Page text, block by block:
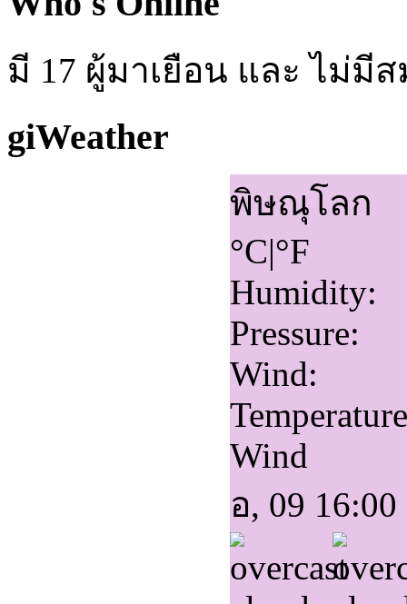
มี 17 ผู้มาเยือน และ ไม่มี
giWeather
พิษณุโลก
°C|°F
Humidity:
Pressure:
Wind:
Temperature
Wind
อ, 09 16:00